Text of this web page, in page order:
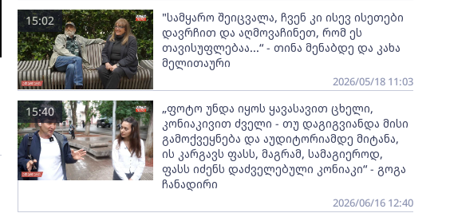
"სამყარო შეიცვალა, ჩვენ კი ისევ ისეთები
დავრჩით და აღმოვაჩინეთ, რომ ეს
თავისუფლებაა...“ - თინა მენაბდე და კახა
მელითაური
15:02
2026/05/18 11:03
„ფოტო უნდა იყოს ყავასავით ცხელი,
კონიაკივით ძველი - თუ დაგიგვიანდა მისი
გამოქვეყნება და აუდიტორიამდე მიტანა,
ის კარგავს ფასს, მაგრამ, სამაგიეროდ,
ფასს იძენს დაძველებული კონიაკი“ - გოგა
ჩანადირი
15:40
2026/06/16 12:40